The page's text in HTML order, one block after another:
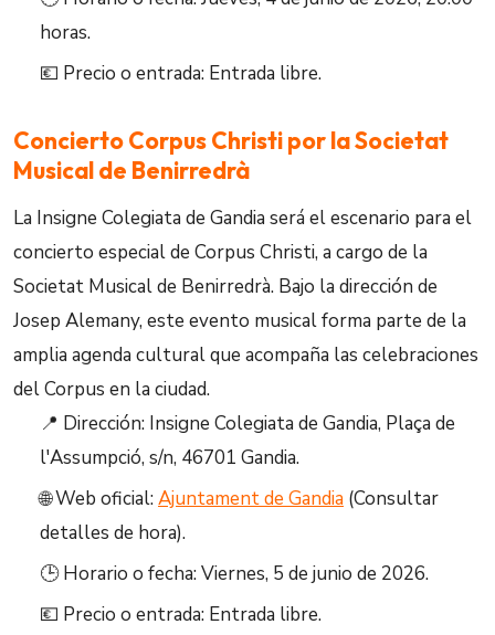
horas.
💶 Precio o entrada: Entrada libre.
Concierto Corpus Christi por la Societat
Musical de Benirredrà
La Insigne Colegiata de Gandia será el escenario para el
concierto especial de Corpus Christi, a cargo de la
Societat Musical de Benirredrà. Bajo la dirección de
Josep Alemany, este evento musical forma parte de la
amplia agenda cultural que acompaña las celebraciones
del Corpus en la ciudad.
📍 Dirección: Insigne Colegiata de Gandia, Plaça de
l'Assumpció, s/n, 46701 Gandia.
🌐 Web oficial:Ajuntament de Gandia (Consultar
detalles de hora).
🕒 Horario o fecha: Viernes, 5 de junio de 2026.
💶 Precio o entrada: Entrada libre.